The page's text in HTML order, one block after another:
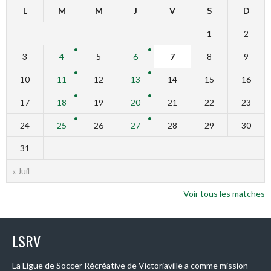
L M M J V S D
« Juil
1 2
3 4 5 6 7 8 9
10 11 12 13 14 15 16
17 18 19 20 21 22 23
24 25 26 27 28 29 30
31
Voir tous les matches
LSRV
La Ligue de Soccer Récréative de Victoriaville a comme mission